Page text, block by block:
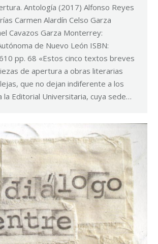
Antología (2017) Alfonso Reyes
Carmen Alardín Celso Garza
Cavazos Garza Monterrey:
de Nuevo León ISBN:
pp. 68 «Estos cinco textos breves
de apertura a obras literarias
que no dejan indiferente a los
la Editorial Universitaria, cuya sede…